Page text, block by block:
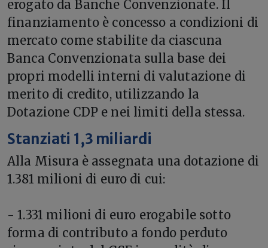
erogato da Banche Convenzionate. Il
finanziamento è concesso a condizioni di
mercato come stabilite da ciascuna
Banca Convenzionata sulla base dei
propri modelli interni di valutazione di
merito di credito, utilizzando la
Dotazione CDP e nei limiti della stessa.
Stanziati 1,3 miliardi
Alla Misura è assegnata una dotazione di
1.381 milioni di euro di cui:
- 1.331 milioni di euro erogabile sotto
forma di contributo a fondo perduto